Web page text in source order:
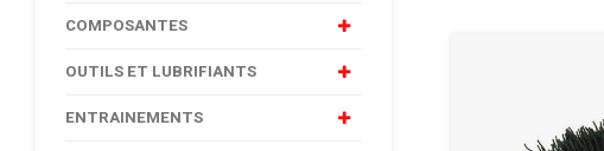
COMPOSANTES
OUTILS ET LUBRIFIANTS
ENTRAINEMENTS